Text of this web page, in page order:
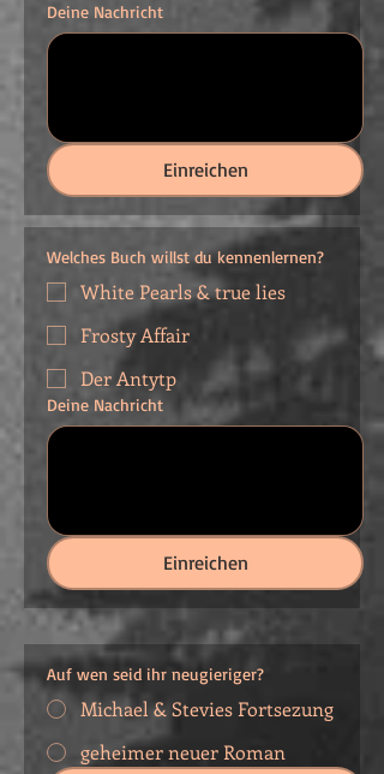
Deine Nachricht
Einreichen
Welches Buch willst du kennenlernen?
White Pearls & true lies
Frosty Affair
Der Antytp
Deine Nachricht
Einreichen
Auf wen seid ihr neugieriger?
Michael & Stevies Fortsezung
geheimer neuer Roman